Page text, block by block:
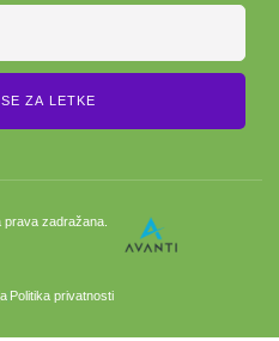
ZA LETKE
zadražana.
Politika privatnosti